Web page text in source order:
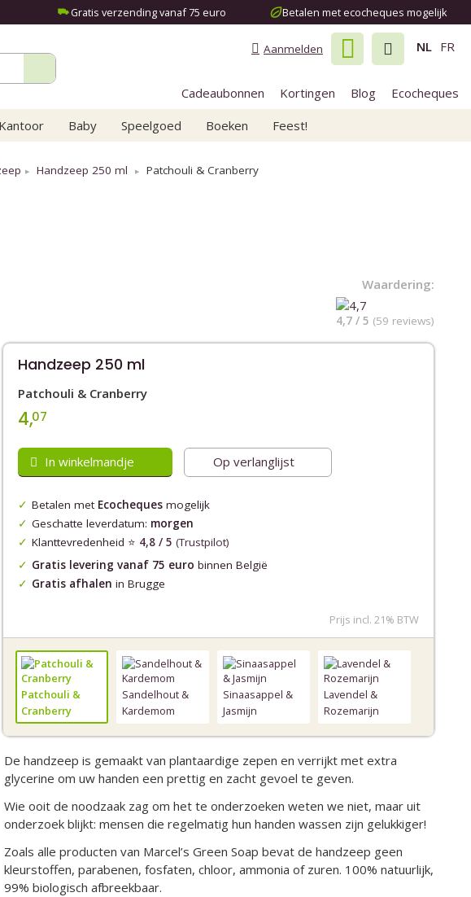
Gratis verzending vanaf 75 euro Betalen met ecocheques mogelijk
NL FR
Aanmelden
Cadeaubonnen Kortingen Blog
Ecocheques
Baby Speelgoed Boeken Feest!
Handzeep 250 ml Patchouli & Cranberry
Waardering:
4,7 / 5 (59 reviews)
Handzeep 250 ml
Patchouli & Cranberry
4,07
In winkelmandje Op verlanglijst
Betalen met Ecocheques mogelijk
Geschatte leverdatum: morgen
Klanttevredenheid ⭐️ 4,8 / 5 (Trustpilot)
Gratis levering vanaf 75 euro binnen België
Gratis afhalen in Brugge
Prijs incl. 21% BTW
Patchouli &
Cranberry
Sandelhout &
Kardemom
Sinaasappel &
Jasmijn
Lavendel &
Rozemarijn
De handzeep is gemaakt van plantaardige zepen en verrijkt met extra
glycerine om uw handen een prettig en zacht gevoel te geven.
Wie ooit de noodzaak zag om het te onderzoeken weten we niet, maar uit
onderzoek blijkt: mensen die regelmatig hun handen wassen zijn gelukkiger!
Zoals alle producten van Marcel’s Green Soap bevat de handzeep geen
kleurstoffen, parabenen, fosfaten, chloor, ammonia of zuren. 100% natuurlijk,
99% biologisch afbreekbaar.